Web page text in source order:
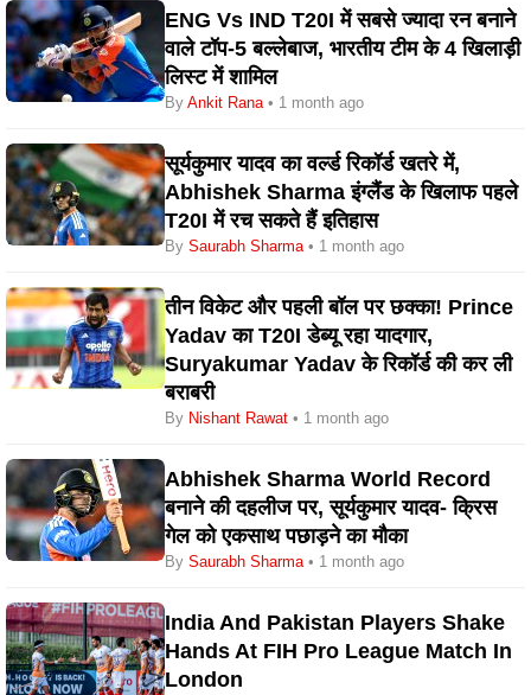
ENG Vs IND T20I में सबसे ज्यादा रन बनाने
वाले टॉप-5 बल्लेबाज, भारतीय टीम के 4 खिलाड़ी
लिस्ट में शामिल
By Ankit Rana• 1 month ago
सूर्यकुमार यादव का वर्ल्ड रिकॉर्ड खतरे में,
Abhishek Sharma इंग्लैंड के खिलाफ पहले
T20I में रच सकते हैं इतिहास
By Saurabh Sharma• 1 month ago
तीन विकेट और पहली बॉल पर छक्का! Prince
Yadav का T20I डेब्यू रहा यादगार,
Suryakumar Yadav के रिकॉर्ड की कर ली
बराबरी
By Nishant Rawat • 1 month ago
Abhishek Sharma World Record
बनाने की दहलीज पर, सूर्यकुमार यादव- क्रिस
गेल को एकसाथ पछाड़ने का मौका
By Saurabh Sharma• 1 month ago
India And Pakistan Players Shake
Hands At FIH Pro League Match In
London